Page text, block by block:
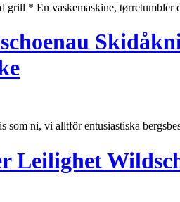
* En vaskemaskine, tørretumbler
ni, vi alltför entusiastiska
Leilighet